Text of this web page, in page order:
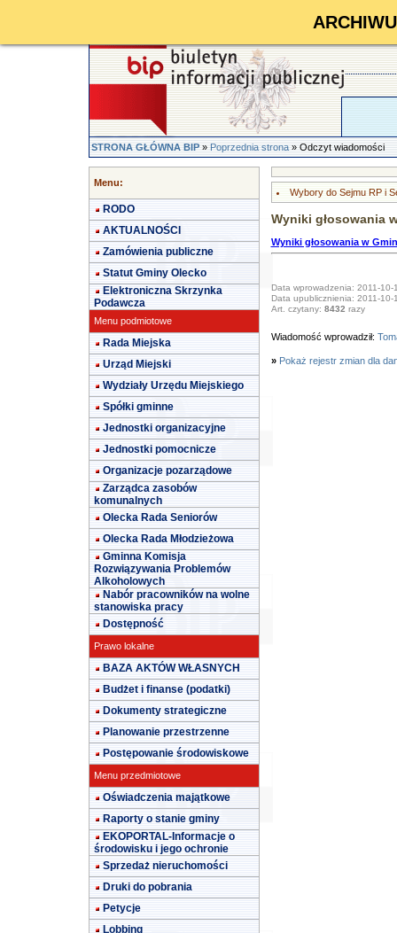
STRONA GŁÓWNA BIP»Poprzednia strona» Odczyt wiadomości
Menu:
RODO
AKTUALNOŚCI
Zamówienia publiczne
Statut Gminy Olecko
Elektroniczna Skrzynka
Podawcza
Menu podmiotowe
Rada Miejska
Urząd Miejski
Wydziały Urzędu Miejskiego
Spółki gminne
Jednostki organizacyjne
Jednostki pomocnicze
Organizacje pozarządowe
Zarządca zasobów
komunalnych
Olecka Rada Seniorów
Olecka Rada Młodzieżowa
Gminna Komisja
Rozwiązywania Problemów
Alkoholowych
Nabór pracowników na wolne
stanowiska pracy
Dostępność
Prawo lokalne
BAZA AKTÓW WŁASNYCH
Budżet i finanse (podatki)
Dokumenty strategiczne
Planowanie przestrzenne
Postępowanie środowiskowe
Menu przedmiotowe
Oświadczenia majątkowe
Raporty o stanie gminy
EKOPORTAL-Informacje o
środowisku i jego ochronie
Sprzedaż nieruchomości
Druki do pobrania
Petycje
Lobbing
Wybory do Sejmu RP i
Wyniki głosowania
Wyniki głosowania w
Data wprowadzenia: 2011-10-
Data upublicznienia: 2011-10-
Art. czytany: 8432 razy
Wiadomość wprowadził:
» Pokaż rejestr zmian dla